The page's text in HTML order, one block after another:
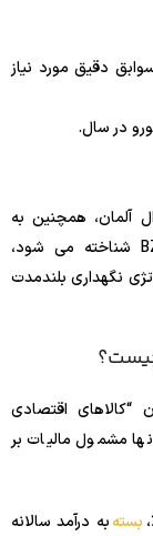
دقیق مورد نیاز
آلمان، همچنین به
عنوان Bundeszentralamt für Steuern یا BZSt شناخته می شود،
نگهداری بلندمدت
چیست؟
“کالاهای اقتصادی
مشمول مالیات بر
بستهبه درآمد سالانه